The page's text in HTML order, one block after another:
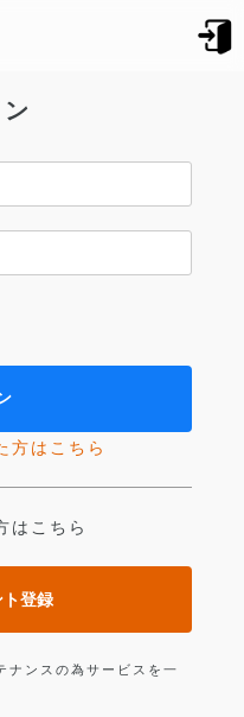
方はこちら
はこちら
ト登録
ンスの為サービスを一